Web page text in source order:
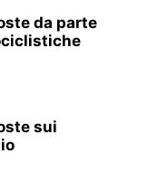
da parte
sui